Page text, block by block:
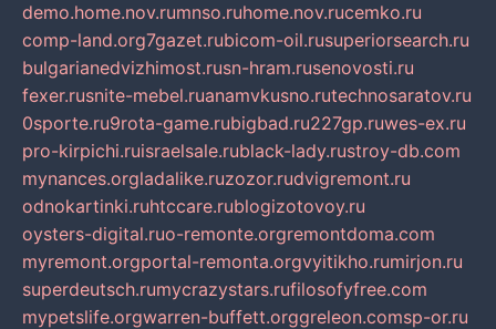
demo.home.nov.rumnso.ruhome.nov.rucemko.ru
comp-land.org7gazet.rubicom-oil.rusuperiorsearch.ru
bulgarianedvizhimost.rusn-hram.rusenovosti.ru
fexer.rusnite-mebel.ruanamvkusno.rutechnosaratov.ru
0sporte.ru9rota-game.rubigbad.ru227gp.ruwes-ex.ru
pro-kirpichi.ruisraelsale.rublack-lady.rustroy-db.com
mynances.orgladalike.ruzozor.rudvigremont.ru
odnokartinki.ruhtccare.rublogizotovoy.ru
oysters-digital.ruo-remonte.orgremontdoma.com
myremont.orgportal-remonta.orgvyitikho.rumirjon.ru
superdeutsch.rumycrazystars.rufilosofyfree.com
mypetslife.orgwarren-buffett.orggreleon.comsp-or.ru